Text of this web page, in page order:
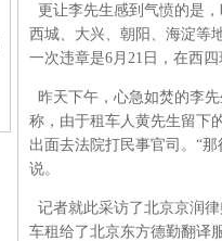
更让李先生感到气愤的是
西城、大兴、朝阳、海淀等
一次违章是6月21日，在西
昨天下午，心急如焚的李
称，由于租车人黄先生留下
出面去法院打民事官司。“
说。
记者就此采访了北京京润
车租给了北京东方德勤翻译